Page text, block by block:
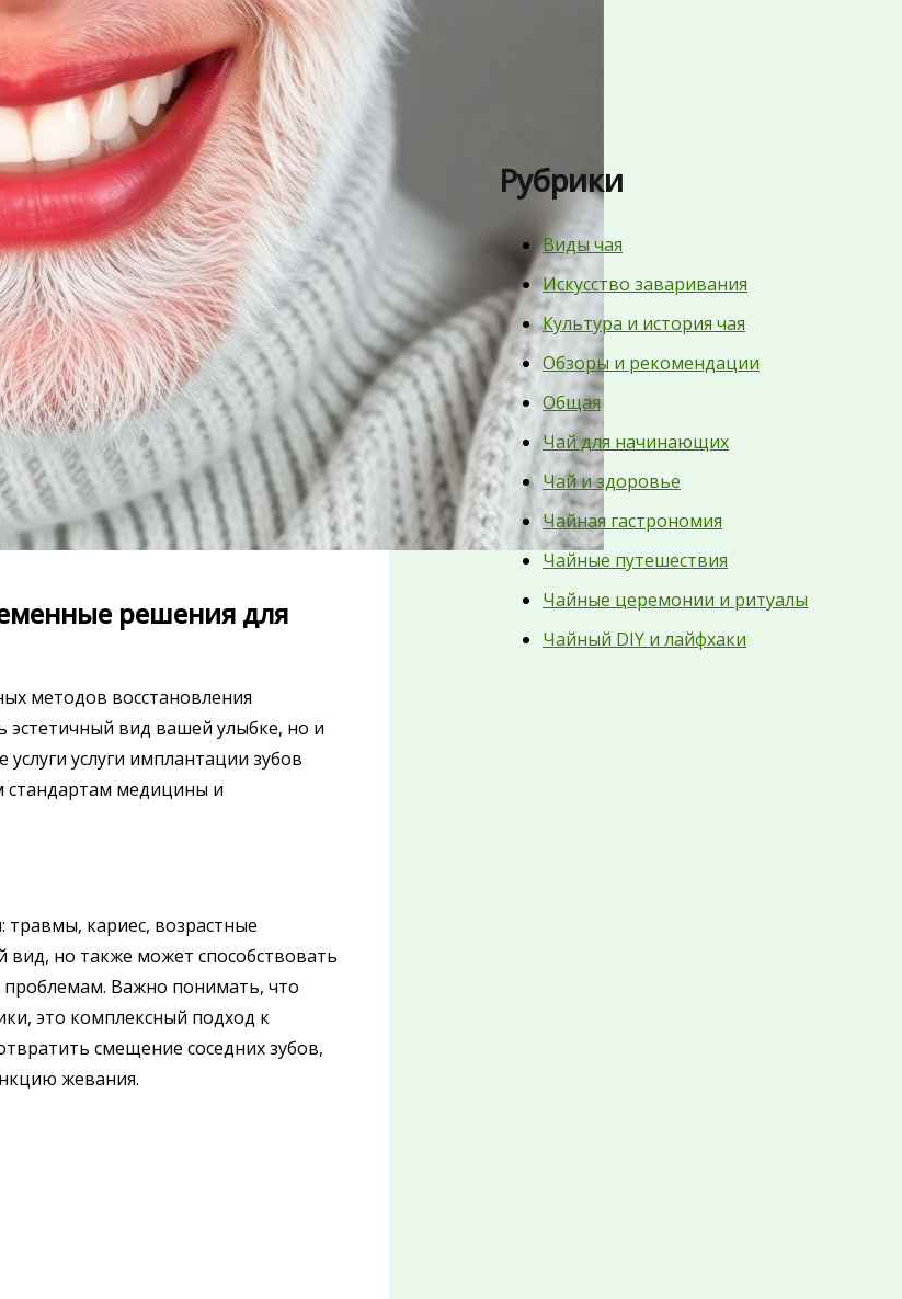
решения для
методов восстановления
эстетичный вид вашей улыбке, но и
услуги имплантации зубов
стандартам медицины и
кариеc, возрастные
вид, но также может способствовать
проблемам. Важно понимать, что
это комплексный подход к
смещение соседних зубов,
жевания.
Рубрики
Виды чая
Искусство заваривания
Культура и история чая
Обзоры и рекомендации
Общая
Чай для начинающих
Чай и здоровье
Чайная гастрономия
Чайные путешествия
Чайные церемонии и ритуалы
Чайный DIY и лайфхаки